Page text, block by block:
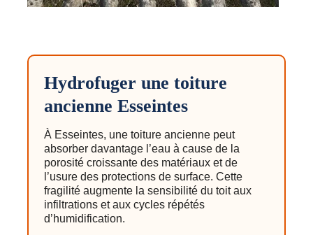
Hydrofuger une toiture
ancienne Esseintes
À Esseintes, une toiture ancienne peut
absorber davantage l’eau à cause de la
porosité croissante des matériaux et de
l’usure des protections de surface. Cette
fragilité augmente la sensibilité du toit aux
infiltrations et aux cycles répétés
d’humidification.